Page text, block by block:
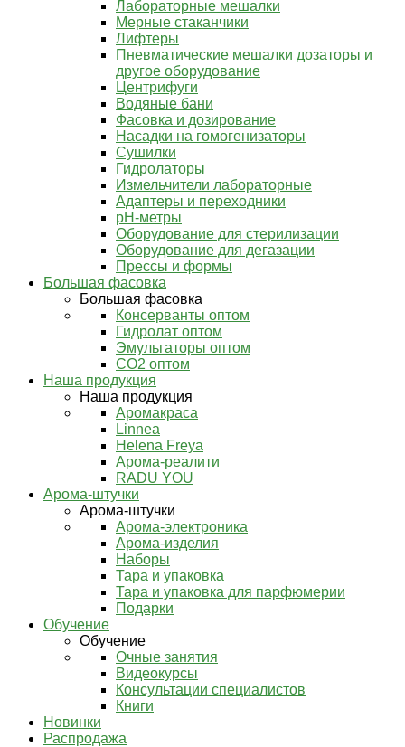
Лабораторные мешалки
Мерные стаканчики
Лифтеры
Пневматические мешалки дозаторы и
другое оборудование
Центрифуги
Водяные бани
Фасовка и дозирование
Насадки на гомогенизаторы
Сушилки
Гидролаторы
Измельчители лабораторные
Адаптеры и переходники
pH-метры
Оборудование для стерилизации
Оборудование для дегазации
Прессы и формы
Большая фасовка
Большая фасовка
Консерванты оптом
Гидролат оптом
Эмульгаторы оптом
СО2 оптом
Наша продукция
Наша продукция
Аромакраса
Linnea
Helena Freya
Арома-реалити
RADU YOU
Арома-штучки
Арома-штучки
Арома-электроника
Арома-изделия
Наборы
Тара и упаковка
Тара и упаковка для парфюмерии
Подарки
Обучение
Обучение
Очные занятия
Видеокурсы
Консультации специалистов
Книги
Новинки
Распродажа